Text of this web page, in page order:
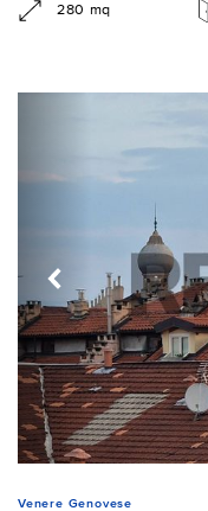
280 mq
Venere Genovese